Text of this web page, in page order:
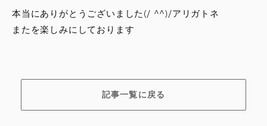
本当にありがとうございました(/ ^^)/アリガトネ
またを楽しみにしております
記事一覧に戻る